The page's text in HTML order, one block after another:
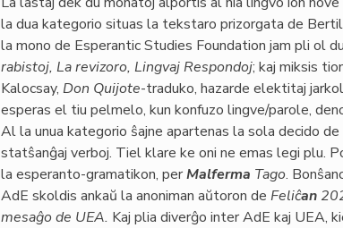
la dua kategorio situas la tekstaro prizorgata de
la mono de Esperantic Studies Foundation jam pli ol
rabistoj, La revizoro, Lingvaj Respondoj; kaj miksis
Kalocsay, Don Quijote-traduko, hazarde elektitaj
esperas el tiu pelmelo, kun konfuzo lingve/parole,
Al la unua kategorio ŝajne apartenas la sola decido
statŝanĝaj verboj. Tiel klare ke oni ne emas legi plu.
la esperanto-gramatikon, perMalferma Tago.
AdE skoldis ankaŭ la anoniman aŭtoron de Feliĉan
mesaĝo de UEA. Kaj plia diverĝo inter AdE kaj UEA,